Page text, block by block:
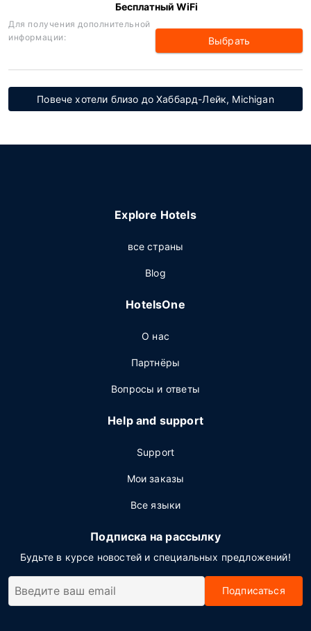
Бесплатный WiFi
Для получения дополнительной
информации:
Выбрать
Повече хотели близо до Хаббард-Лейк, Michigan
Explore Hotels
все страны
Blog
HotelsOne
О нас
Партнёры
Вопросы и ответы
Help and support
Support
Мои заказы
Все языки
Подписка на рассылку
Будьте в курсе новостей и специальных предложений!
Подписаться